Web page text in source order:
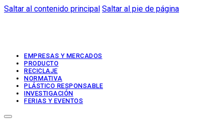
Saltar al contenido principal Saltar al pie de página
EMPRESAS Y MERCADOS
PRODUCTO
RECICLAJE
NORMATIVA
PLÁSTICO RESPONSABLE
INVESTIGACIÓN
FERIAS Y EVENTOS